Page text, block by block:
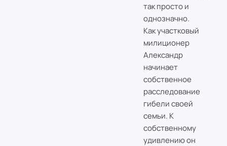
так просто и
однозначно.
Как участковый
милиционер
Александр
начинает
собственное
расследование
гибели своей
семьи. К
собственному
удивлению он